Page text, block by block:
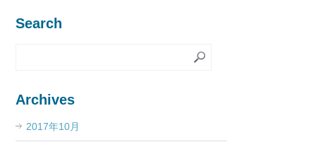
Search
Archives
2017年10月